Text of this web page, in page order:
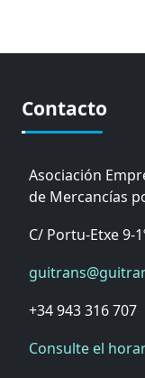
Contacto
Asociación
de Mercancías
C/ Portu-Etxe 9-
+34 943 316 707
Consulte el